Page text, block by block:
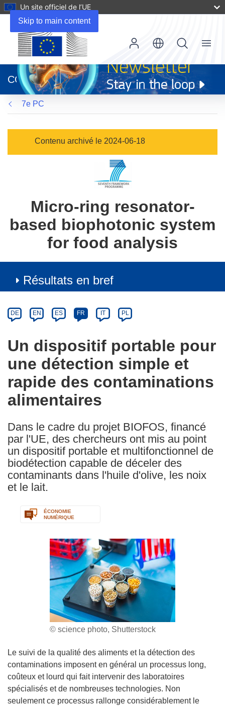
Skip to main content
Un site officiel de l’UE
dans
une
nouvelle
fenêtre)
CORDIS
Menu
7e PC
Contenu archivé le 2024-06-18
Micro-ring resonator-
based biophotonic system
for food analysis
Résultats en bref
Category
Article
available
the
following
languages:
DE EN ES FR IT PL
Un dispositif portable pour
une détection simple et
rapide des contaminations
alimentaires
Dans le cadre du projet BIOFOS, financé
par l'UE, des chercheurs ont mis au point
un dispositif portable et multifonctionnel de
biodétection capable de déceler des
contaminants dans l'huile d'olive, les noix
et le lait.
ÉCONOMIE
NUMÉRIQUE
© science photo, Shutterstock
Le suivi de la qualité des aliments et la détection des
contaminations imposent en général un processus long,
coûteux et lourd qui fait intervenir des laboratoires
spécialisés et de nombreuses technologies. Non
seulement ce processus rallonge considérablement le